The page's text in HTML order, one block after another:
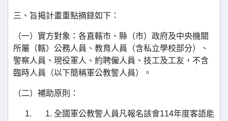
三、旨揭計畫重點摘錄如下：
（一）實方對象：各直轄市、縣（市）政府及中央機關
所屬（轄）公務人員、教育人員（含私立學校部分）、
警察人員、現役軍人、約聘僱人員、技工及工友，不含
臨時人員（以下簡稱軍公教警人員）。
（二）補助原則：
全國軍公教警人員凡報名該會114年度客語能